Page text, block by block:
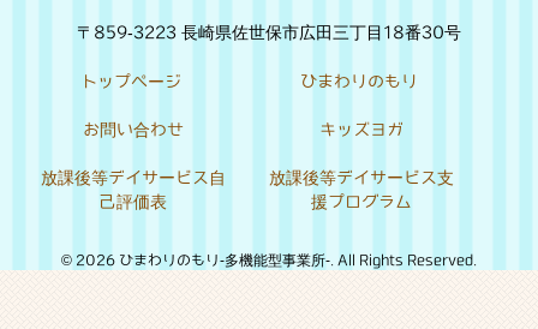
〒859-3223 長崎県佐世保市広田三丁目18番30号
トップページ ひまわりのもり
お問い合わせ キッズヨガ
放課後等デイサービス自
己評価表
放課後等デイサービス支
援プログラム
© 2026 ひまわりのもり-多機能型事業所-. All Rights Reserved.